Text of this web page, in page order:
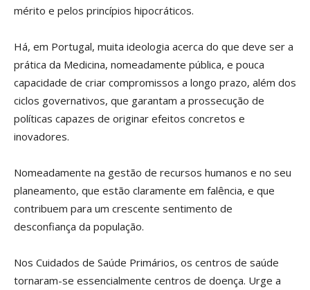
mérito e pelos princípios hipocráticos.
Há, em Portugal, muita ideologia acerca do que deve ser a
prática da Medicina, nomeadamente pública, e pouca
capacidade de criar compromissos a longo prazo, além dos
ciclos governativos, que garantam a prossecução de
políticas capazes de originar efeitos concretos e
inovadores.
Nomeadamente na gestão de recursos humanos e no seu
planeamento, que estão claramente em falência, e que
contribuem para um crescente sentimento de
desconfiança da população.
Nos Cuidados de Saúde Primários, os centros de saúde
tornaram-se essencialmente centros de doença. Urge a